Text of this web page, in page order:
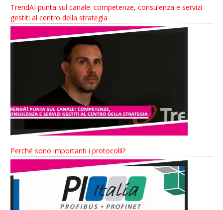
TrendAI punta sul canale: competenze, consulenza e servizi
gestiti al centro della strategia
Perché sono importanti i protocolli?